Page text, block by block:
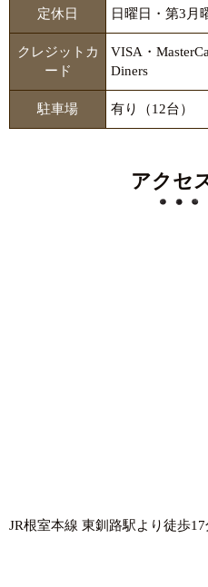
定休日 日曜日・第3月
クレジットカ
ード
VISA・
Diners
駐車場 有り（12台）
アクセ
JR根室本線 東釧路駅より徒歩17